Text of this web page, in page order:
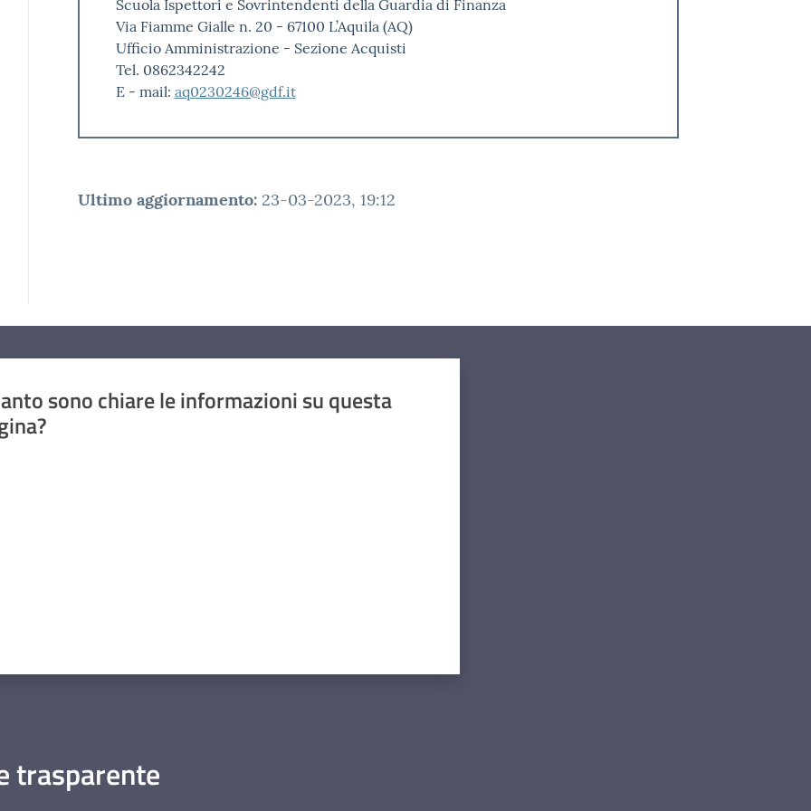
Scuola Ispettori e Sovrintendenti della Guardia di Finanza
Via Fiamme Gialle n. 20 - 67100 L’Aquila (AQ)
Ufficio Amministrazione - Sezione Acquisti
Tel. 0862342242
E - mail: aq0230246@gdf.it
Ultimo aggiornamento: 23-03-2023, 19:12
sono chiare le informazioni su questa
trasparente